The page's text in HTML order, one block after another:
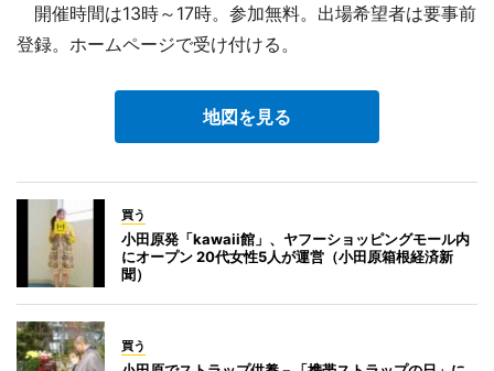
開催時間は13時～17時。参加無料。出場希望者は要事前
登録。ホームページで受け付ける。
地図を見る
買う
小田原発「kawaii館」、ヤフーショッピングモール内
にオープン 20代女性5人が運営（小田原箱根経済新
聞）
買う